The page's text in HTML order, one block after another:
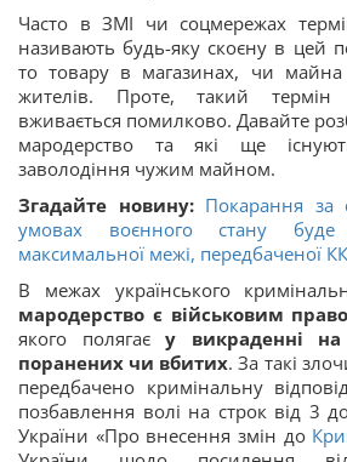
Часто в ЗМІ чи соцмережах
називають будь-яку скоєну в цей
то товару в магазинах, чи
жителів. Проте, такий
вживається помилково. Давайте
мародерство та які ще
заволодіння чужим майном.
Згадайте новину: Покарання за
умовах воєнного стану
максимальної межі, передбаченої КК
В межах українського
мародерство є військовим
якого полягаєу викраденні
поранених чи вбитих. За такі
передбачено кримінальну
позбавлення волі на строк від 3
України «Про внесення змін до